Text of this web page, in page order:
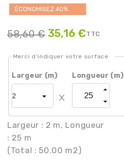
58,60 € 35,16 €
ÉCONOMISEZ 40%
TTC
Merci d’indiquer votre surface
Largeur (m) Longueur (m)
X
Largeur : 2 m, Longueur
: 25 m
(Total : 50.00 m2)